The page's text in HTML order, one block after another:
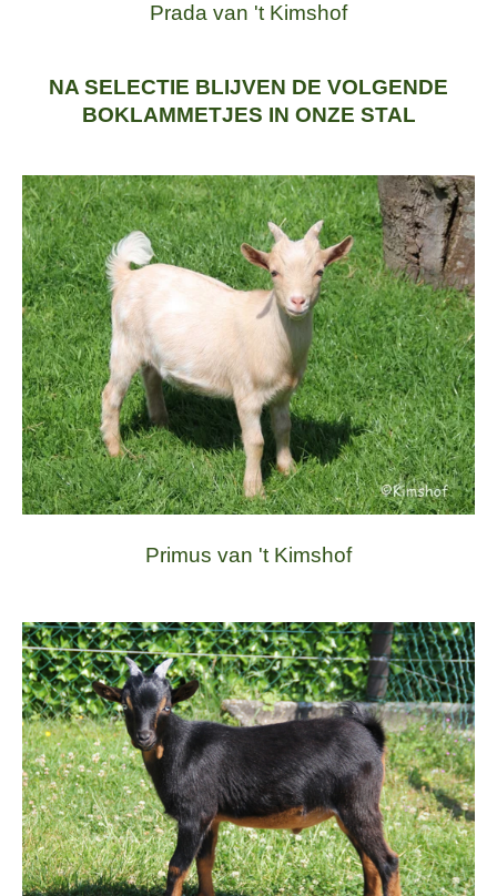
Prada van 't Kimshof
NA SELECTIE BLIJVEN DE VOLGENDE
BOKLAMMETJES IN ONZE STAL
Primus van 't Kimshof